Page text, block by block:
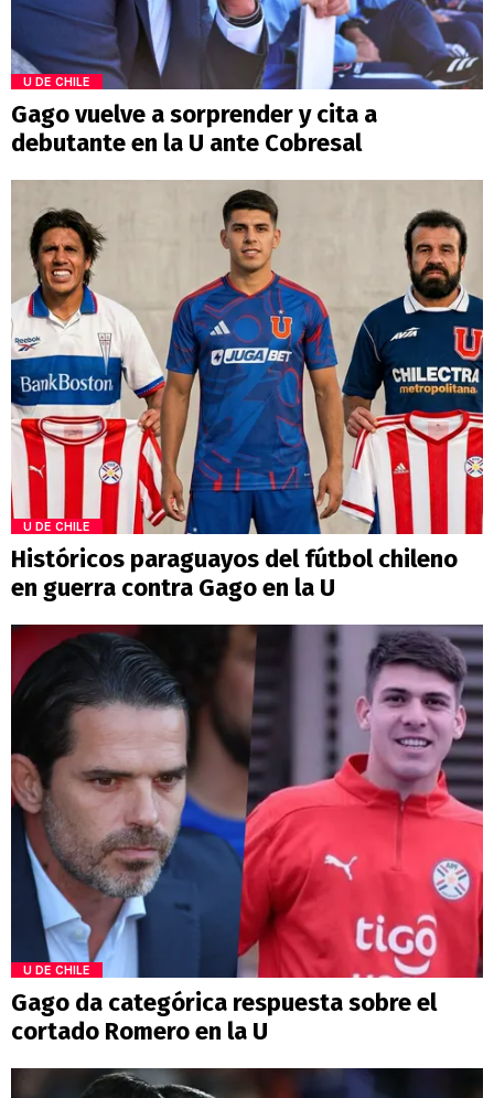
U DE CHILE
Gago vuelve a sorprender y cita a
debutante en la U ante Cobresal
U DE CHILE
Históricos paraguayos del fútbol chileno
en guerra contra Gago en la U
U DE CHILE
Gago da categórica respuesta sobre el
cortado Romero en la U